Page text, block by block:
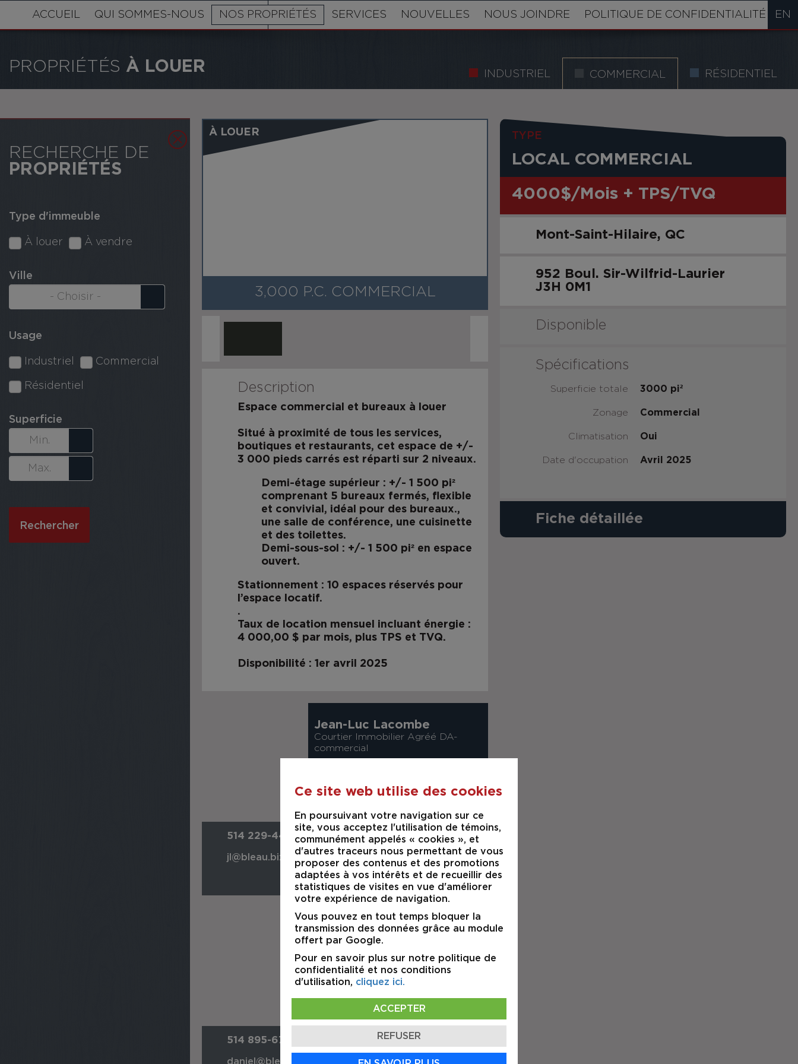
ACCUEIL QUI SOMMES-NOUS NOS PROPRIÉTÉS SERVICES NOUVELLES NOUS JOINDRE POLITIQUE DE CONFIDENTIALITÉ EN
PROPRIÉTÉS À LOUER INDUSTRIEL COMMERCIAL RÉSIDENTIEL
RECHERCHE DE
PROPRIÉTÉS
Type d'immeuble
À louer À vendre
Ville
Usage
Industriel Commercial
Résidentiel
Superficie
Rechercher
À LOUER
3,000 P.C. COMMERCIAL
TYPE
LOCAL COMMERCIAL
4000$/Mois + TPS/TVQ
Mont-Saint-Hilaire QC
952 Boul. Sir-Wilfrid-Laurier
J3H 0M1
Disponible
Spécifications
Superficie totale 3000 pi²
Zonage Commercial
Climatisation Oui
Date d'occupation Avril 2025
Fiche détaillée
Description
Espace commercial et bureaux à louer
Situé à proximité de tous les services,
boutiques et restaurants, cet espace de +/-
3 000 pieds carrés est réparti sur 2 niveaux.
Demi-étage supérieur : +/- 1 500 pi²
comprenant 5 bureaux fermés, flexible
et convivial, idéal pour des bureaux.,
une salle de conférence, une cuisinette
et des toilettes.
Demi-sous-sol
: +/- 1 500 pi² en espace
ouvert.
Stationnement : 10 espaces réservés pour
l’espace locatif.
.
Taux de location mensuel incluant énergie :
4 000,00 $ par mois, plus TPS et TVQ.
Disponibilité : 1er avril 2025
Jean-Luc Lacombe
Courtier Immobilier Agréé DA-
commercial
514 229-4499
jl@bleau.biz
Daniel Coulombe
Courtier Immobilier Agréé DA-
commercial
514 895-6750
daniel@bleau.biz
Ce site web utilise des cookies
En poursuivant votre navigation sur ce
site, vous acceptez l'utilisation de témoins,
communément appelés « cookies », et
d'autres traceurs nous permettant de vous
proposer des contenus et des promotions
adaptées à vos intérêts et de recueillir des
statistiques de visites en vue d'améliorer
votre expérience de navigation.
Vous pouvez en tout temps bloquer la
transmission des données grâce au module
offert par Google.
Pour en savoir plus sur notre politique de
confidentialité et nos conditions
d'utilisation, cliquez ici.
ACCEPTER
REFUSER